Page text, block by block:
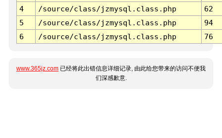
4
/source/class/jzmysql.class.php
62
5
/source/class/jzmysql.class.php
94
6
/source/class/jzmysql.class.php 76
www.365jz.com 已经将此出错信息详细记录, 由此给您带来的访问不便我
们深感歉意.